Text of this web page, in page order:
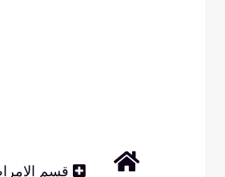
الرئيسيةقسم